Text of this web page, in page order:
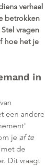
verhaal
betrokken
vragen
hoe het je
in
een andere
je af te
met de
Dit vraagt